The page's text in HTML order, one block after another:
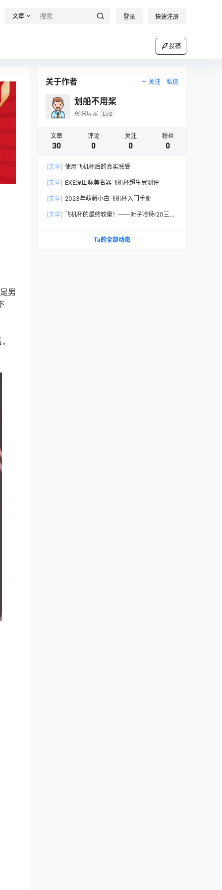
文章 登录 快速注册
投稿
男
关于作者 关注 私信
划船不用桨
资深玩家 Lv2
文章
30
评论
0
关注
0
粉丝
0
[文章] 使用飞机杯后的真实感受
[文章] EXE深田咏美名器飞机杯超生尻测评
[文章] 2023年萌新小白飞机杯入门手册
[文章] 飞机杯的最终较量！——对子哈特r20三代
Ta的全部动态